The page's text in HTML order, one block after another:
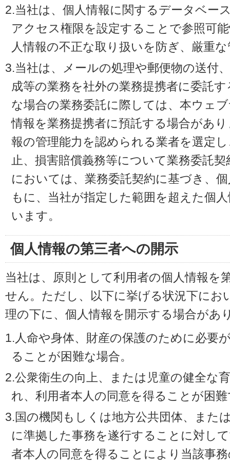
2.当社は、個人情報に関するデータベー
アクセス権限を設定することで参照可
人情報の不正な取り扱いを防ぎ、厳重
3.当社は、メールの処理や郵便物の送付
成等の業務を社外の業務提携者に委託
な場合の業務委託に際しては、本ウェ
情報を業務提携者に預託する場合があ
報の管理能力を認められる業者を選定
止、損害賠償義務等について業務委託
においては、業務委託契約に基づき、
もに、当社が指定した範囲を超えた個
います。
個人情報の第三者への開示
当社は、原則として利用者の個人情報を
せん。ただし、以下に挙げる状況下にお
理の下に、個人情報を開示する場合があ
1.人命や身体、財産の保護のために必要
ることが困難な場合。
2.公衆衛生の向上、または児童の健全な
れ、利用者本人の同意を得ることが困
3.国の機関もしくは地方公共団体、また
に準拠した事務を遂行することに対し
者本人の同意を得ることにより当該事